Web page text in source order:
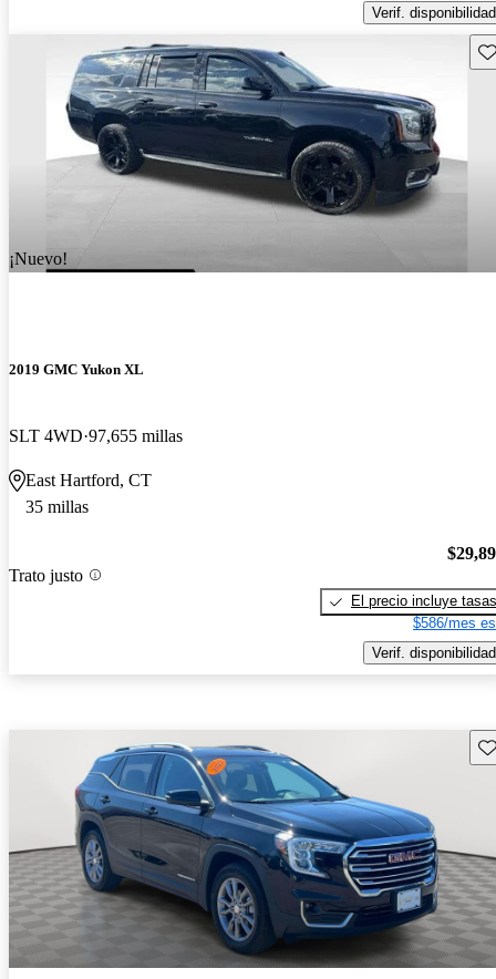
Verif. disponibilidad
¡Nuevo!
2019 GMC Yukon XL
SLT 4WD 97,655 millas
East Hartford, CT
35 millas
Trato justo
El precio incluye tasas
$586/mes
Verif. disponibilidad